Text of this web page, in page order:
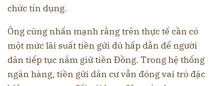
chức tín dụng.
Ông cũng nhấn mạnh rằng trên thực tế cần có
một mức lãi suất tiền gửi đủ hấp dẫn để người
dân tiếp tục nắm giữ tiền Đồng. Trong hệ thống
ngân hàng, tiền gửi dân cư vẫn đóng vai trò đặc